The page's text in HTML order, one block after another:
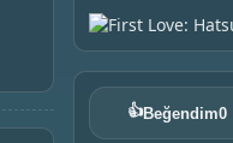
👍Beğendim0